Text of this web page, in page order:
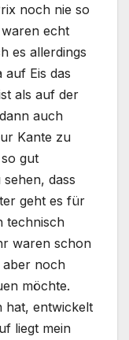
noch nie so
echt
es allerdings
auf Eis das
als auf der
auch
Kante zu
gut
dass
geht es für
technisch
waren schon
aber noch
möchte.
hat, entwickelt
liegt mein